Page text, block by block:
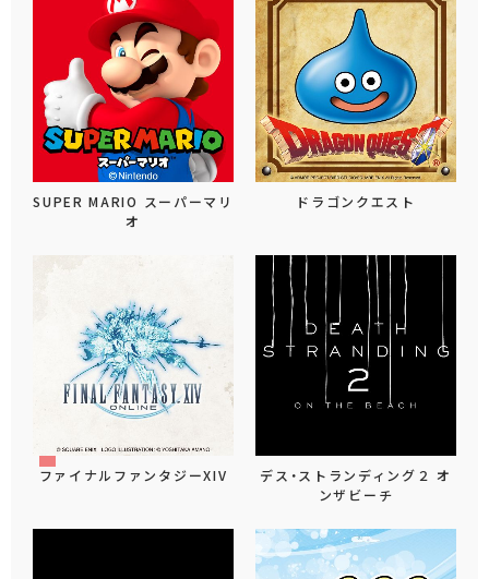
SUPER MARIO スーパーマリ
オ
ドラゴンクエスト
ファイナルファンタジーXIV
デス・ストランディング２ オ
ンザビーチ